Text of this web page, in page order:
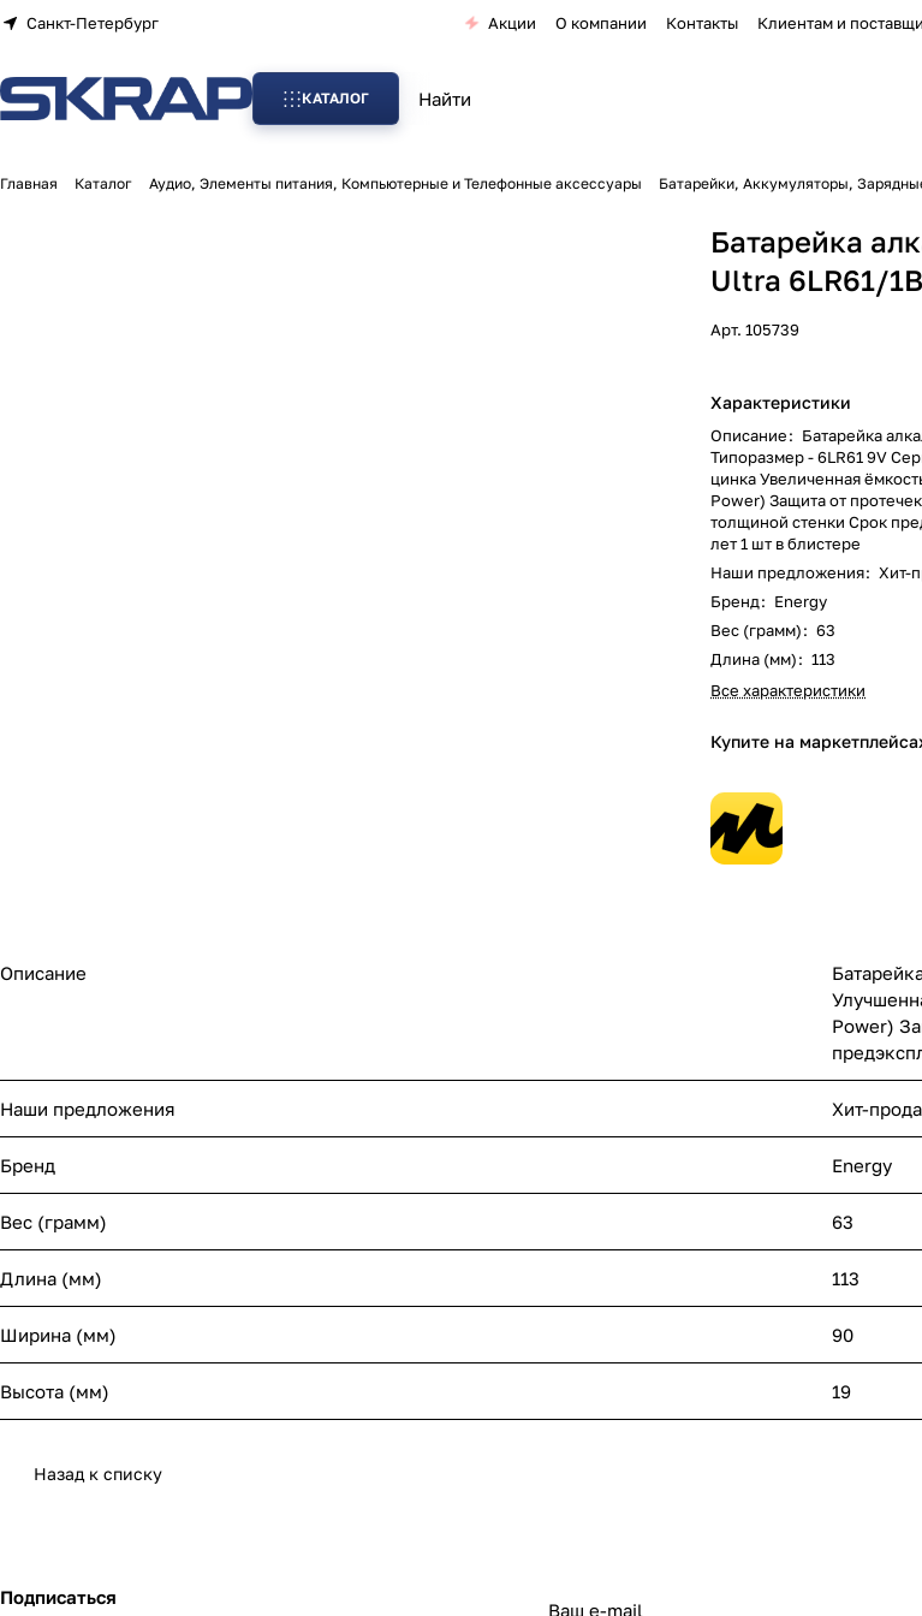
Санкт-Петербург Акции О компании Контакты Клиентам и
КАТАЛОГ
Главная Каталог Аудио, Элементы питания, Компьютерные и Телефонные аксессуары Батарейки, Аккумуляторы,
Батарейка
Ultra 6LR61/1B
Арт.105739
Характеристики
Описание: Батарейка
Типоразмер - 6LR61 9V
цинка Увеличенная
Power) Защита от
толщиной стенки Срок
лет 1 шт в блистере
Наши предложения: Хит-
Бренд: Energy
Вес (грамм): 63
Длина (мм): 113
Все характеристики
Купите на
Описание
Power)
Наши предложения Хит-
Бренд Energy
Вес (грамм) 63
Длина (мм) 113
Ширина (мм) 90
Высота (мм) 19
Назад к списку
Подписаться